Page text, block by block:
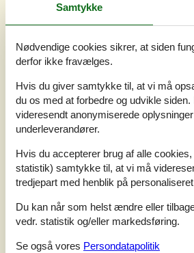
4,5
Service på stedet:
Beliggenhed:
7 eksterne
5,0
Beliggenhed:
5
Samtykke
Nødvendige cookies sikrer, at siden
derfor ikke fravælges.
Hvis du giver samtykke til, at vi må
du os med at forbedre og udvikle
videresendt anonymiserede
underleverandører.
Hvis du accepterer brug af alle
statistik) samtykke til, at vi må
tredjepart med henblik på
Du kan når som helst ændre eller
vedr. statistik og/eller markedsføring.
Se også vores Persondatapolitik